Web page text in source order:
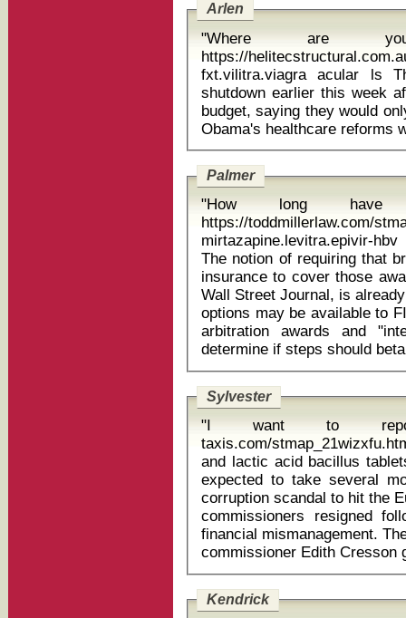
Arlen
"Where are
https://
fxt.vilitra.viagra acular ls The US government began a partial
shutdown earlier this week
budget, saying they would
Palmer
"How long
https://toddmillerlaw.com/
mirtazapine.levitra.epivir-
The notion of requiring that
insurance to cover those
Wall Street Journal, is
options may be available to
arbitration awards and
Sylvester
"I want to report a
taxis.com/
and lactic acid bacillus tablets The widening of the probe,
expected to take several
corruption scandal to hit the
commissioners resigned
financial mismanagement.
Kendrick